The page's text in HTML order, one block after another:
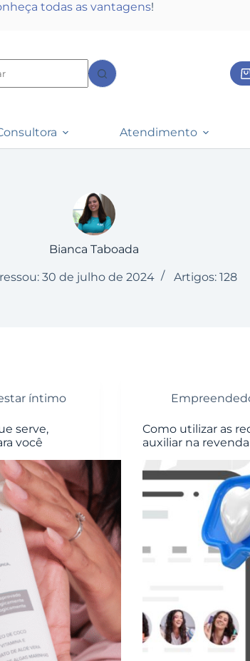
todas as vantagens!
Atendimento
Bianca Taboada
30 de julho de 2024 Artigos: 128
íntimo
serve,
você
Como utilizar as
auxiliar na